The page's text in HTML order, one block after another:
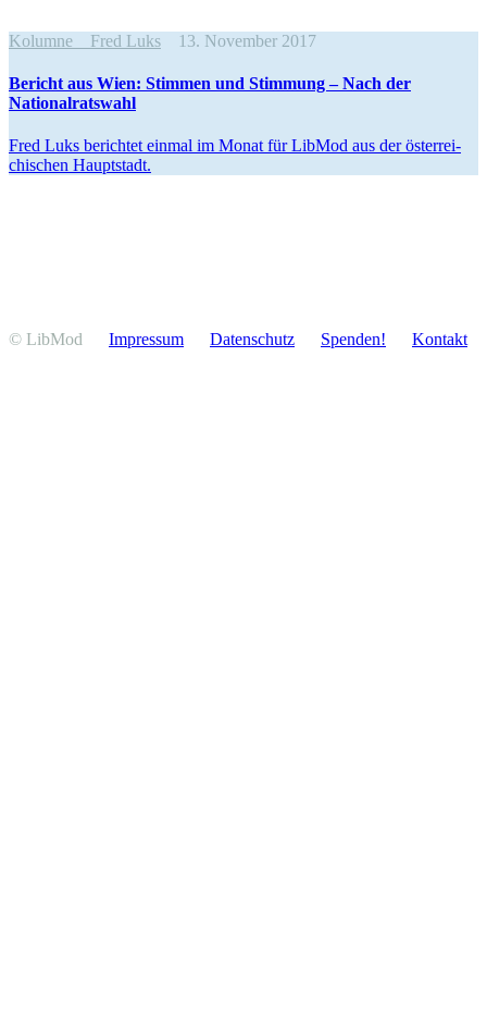
Kolumne Fred Luks 13. November 2017
Bericht aus Wien: Stimmen und Stimmung – Nach der
Nationalratswahl
Fred Luks berichtet einmal im Monat für LibMod aus der öster­rei­
chi­schen Hauptstadt.
© LibMod Impressum Daten­schutz Spenden! Kontakt